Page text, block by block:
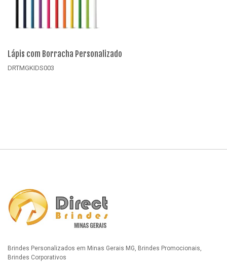
Lápis com Borracha Personalizado
DRTMGKIDS003
Brindes Personalizados em Minas Gerais MG, Brindes Promocionais,
Brindes Corporativos